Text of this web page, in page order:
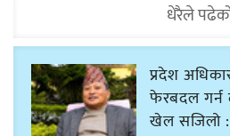
धेरैले
प्रदेश
फेरबदल गर्न
खेल सजिलो :